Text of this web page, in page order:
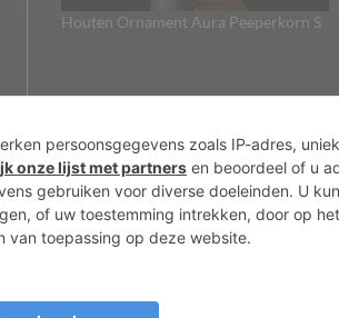
Houten Ornament Aura Peeperkorn S
Over ons